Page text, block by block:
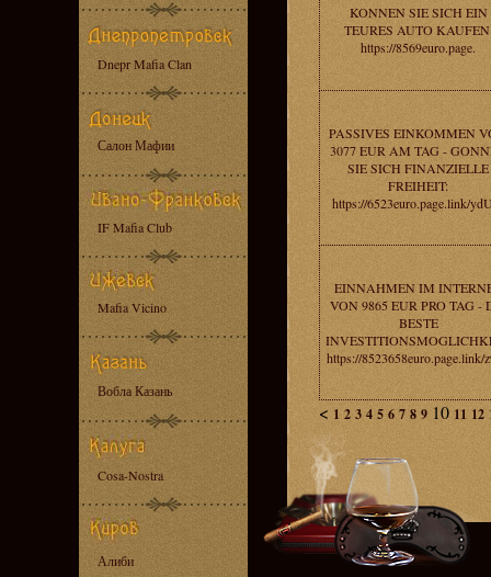
Dnepr Mafia Clan
Салон Мафии
IF Mafia Club
Mafia Vicino
Вобла Казань
Cosa-Nostra
Алиби
KONNEN SIE SICH EIN
TEURES AUTO
https://8569euro.page.
PASSIVES EINKOMMEN
3077 EUR AM TAG -
SIE SICH FINANZIELLE
FREIHEIT:
https://6523euro.page.link/
EINNAHMEN IM
VON 9865 EUR PRO TAG -
BESTE
https://8523658euro.page.link/
< 1 2 3 4 5 6 7 8 9 10 11 12